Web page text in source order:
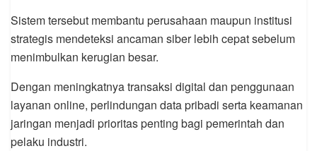
Sistem tersebut membantu perusahaan maupun institusi
strategis mendeteksi ancaman siber lebih cepat sebelum
menimbulkan kerugian besar.
Dengan meningkatnya transaksi digital dan penggunaan
layanan online, perlindungan data pribadi serta keamanan
jaringan menjadi prioritas penting bagi pemerintah dan
pelaku industri.